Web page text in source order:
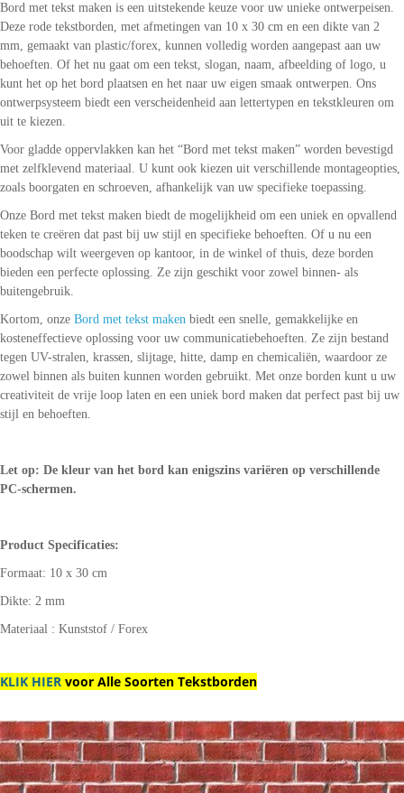
Bord met tekst maken is een uitstekende keuze voor uw unieke ontwerpeisen.
Deze rode tekstborden, met afmetingen van 10 x 30 cm en een dikte van 2
mm, gemaakt van plastic/forex, kunnen volledig worden aangepast aan uw
behoeften. Of het nu gaat om een tekst, slogan, naam, afbeelding of logo, u
kunt het op het bord plaatsen en het naar uw eigen smaak ontwerpen. Ons
ontwerpsysteem biedt een verscheidenheid aan lettertypen en tekstkleuren om
uit te kiezen.
Voor gladde oppervlakken kan het “Bord met tekst maken” worden bevestigd
met zelfklevend materiaal. U kunt ook kiezen uit verschillende montageopties,
zoals boorgaten en schroeven, afhankelijk van uw specifieke toepassing.
Onze Bord met tekst maken biedt de mogelijkheid om een uniek en opvallend
teken te creëren dat past bij uw stijl en specifieke behoeften. Of u nu een
boodschap wilt weergeven op kantoor, in de winkel of thuis, deze borden
bieden een perfecte oplossing. Ze zijn geschikt voor zowel binnen- als
buitengebruik.
Kortom, onze Bord met tekst maken biedt een snelle, gemakkelijke en
kosteneffectieve oplossing voor uw communicatiebehoeften. Ze zijn bestand
tegen UV-stralen, krassen, slijtage, hitte, damp en chemicaliën, waardoor ze
zowel binnen als buiten kunnen worden gebruikt. Met onze borden kunt u uw
creativiteit de vrije loop laten en een uniek bord maken dat perfect past bij uw
stijl en behoeften.
Let op: De kleur van het bord kan enigszins variëren op verschillende
PC-schermen.
Product Specificaties:
Formaat: 10 x 30 cm
Dikte: 2 mm
Materiaal : Kunststof / Forex
KLIK HIER voor Alle Soorten Tekstborden